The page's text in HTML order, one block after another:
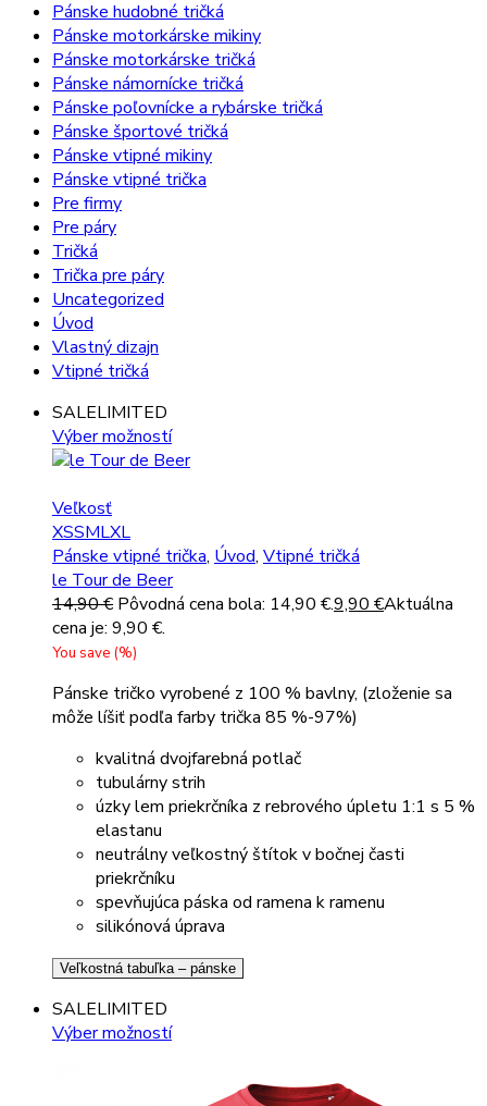
Pánske hudobné tričká
Pánske motorkárske mikiny
Pánske motorkárske tričká
Pánske námornícke tričká
Pánske poľovnícke a rybárske tričká
Pánske športové tričká
Pánske vtipné mikiny
Pánske vtipné trička
Pre firmy
Pre páry
Tričká
Trička pre páry
Uncategorized
Úvod
Vlastný dizajn
Vtipné tričká
SALELIMITED
Výber možností
Veľkosť
XSSMLXL
Pánske vtipné trička, Úvod, Vtipné tričká
le Tour de Beer
14,90€ Pôvodná cena bola: 14,90 €.9,90 €Aktuálna
cena je: 9,90 €.
You save (%)
Pánske tričko vyrobené z 100 % bavlny, (zloženie sa
môže líšiť podľa farby trička 85 %-97%)
kvalitná dvojfarebná potlač
tubulárny strih
úzky lem priekrčníka z rebrového úpletu 1:1 s 5 %
elastanu
neutrálny veľkostný štítok v bočnej časti
priekrčníku
spevňujúca páska od ramena k ramenu
silikónová úprava
Veľkostná tabuľka – pánske
SALELIMITED
Výber možností